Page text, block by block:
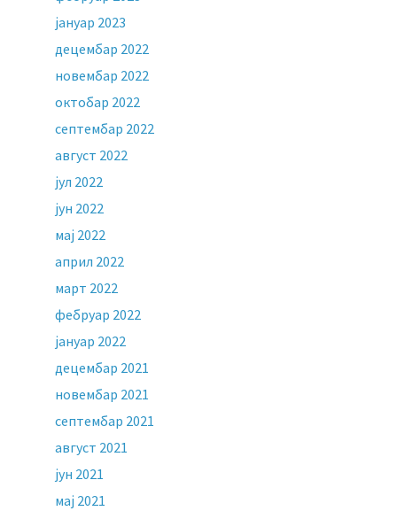
јануар 2023
децембар 2022
новембар 2022
октобар 2022
септембар 2022
август 2022
јул 2022
јун 2022
мај 2022
април 2022
март 2022
фебруар 2022
јануар 2022
децембар 2021
новембар 2021
септембар 2021
август 2021
јун 2021
мај 2021